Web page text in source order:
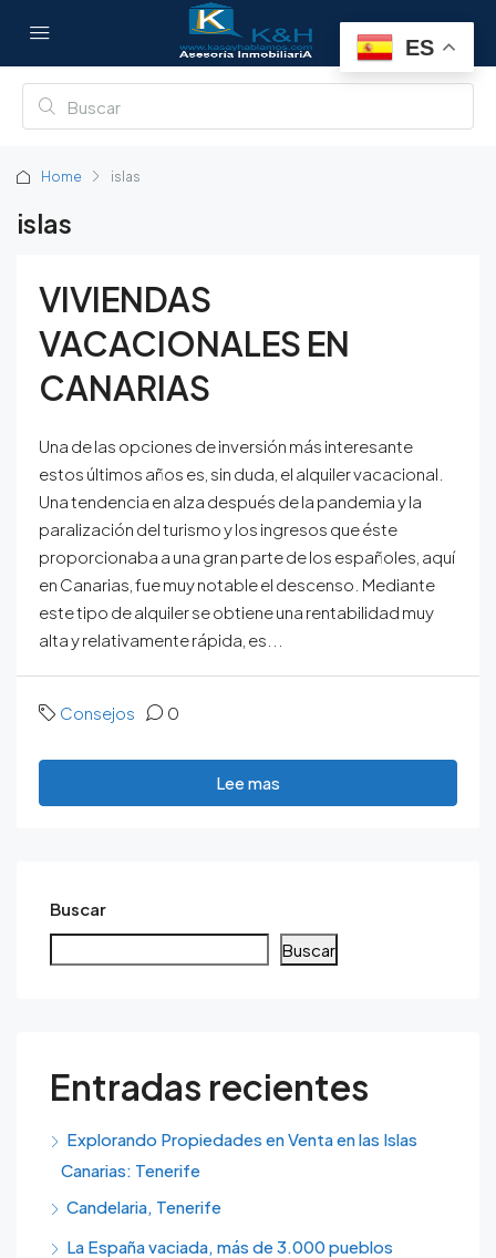
Home islas
islas
VIVIENDAS
VACACIONALES EN
CANARIAS
Una de las opciones de inversión más interesante
estos últimos años es, sin duda, el alquiler vacacional.
Una tendencia en alza después de la pandemia y la
paralización del turismo y los ingresos que éste
proporcionaba a una gran parte de los españoles, aquí
en Canarias, fue muy notable el descenso. Mediante
este tipo de alquiler se obtiene una rentabilidad muy
alta y relativamente rápida, es...
Consejos 0
Lee mas
Buscar
Buscar
Entradas recientes
Explorando Propiedades en Venta en las Islas
Canarias: Tenerife
Candelaria, Tenerife
La España vaciada, más de 3.000 pueblos
ES